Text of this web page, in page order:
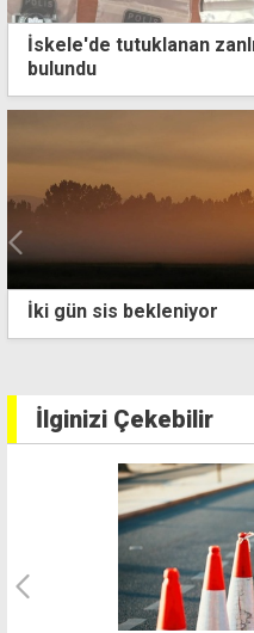
İskele'de tutuklanan
bulundu
bekleniyor
İlginizi Çekebilir